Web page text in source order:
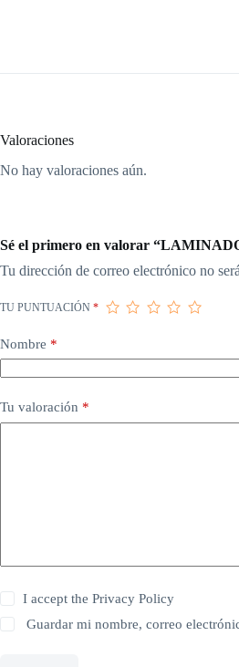
Valoraciones
No hay valoraciones aún.
Sé el primero en valorar
Tu dirección de correo electrónico no
TU PUNTUACIÓN *
Nombre *
Tu valoración *
I accept thePrivacy Policy
Guardar mi nombre, correo